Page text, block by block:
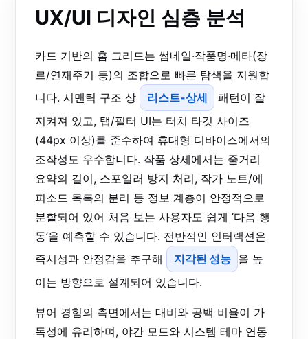
UX/UI 디자인 심층 분석
카드 기반의 홈 그리드는 썸네일·작품명·메타(장
르/연재주기 등)의 조합으로 빠른 탐색을 지원합
니다. 시맨틱 구조 상
리스트-상세
패턴이 잘
지켜져 있고, 탭/필터 UI는 터치 타깃 사이즈
(44px 이상)를 준수하여 휴대형 디바이스에서의
조작성도 우수합니다. 작품 상세에서는 줄거리
요약의 길이, 스포일러 방지 처리, 작가 노트/에
피소드 목록의 분리 등 정보 계층이 안정적으로
분할되어 있어 처음 보는 사용자도 쉽게 ‘다음 행
동’을 예측할 수 있습니다. 전반적인 인터랙션은
즉시성과 안정감을 추구해
지각된 성능 을 높
이는 방향으로 설계되어 있습니다.
뷰어 경험의 측면에서는 대비와 공백 비율이 가
독성에 유리하며, 야간 모드와 시스템 테마 연동